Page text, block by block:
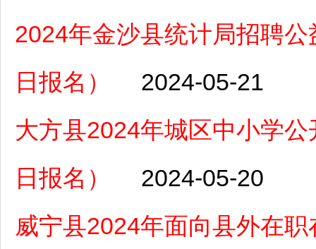
2024年金沙县统计局招聘
日报名）
2024-05-21
大方县2024年城区中小学
日报名）
2024-05-20
威宁县2024年面向县外在